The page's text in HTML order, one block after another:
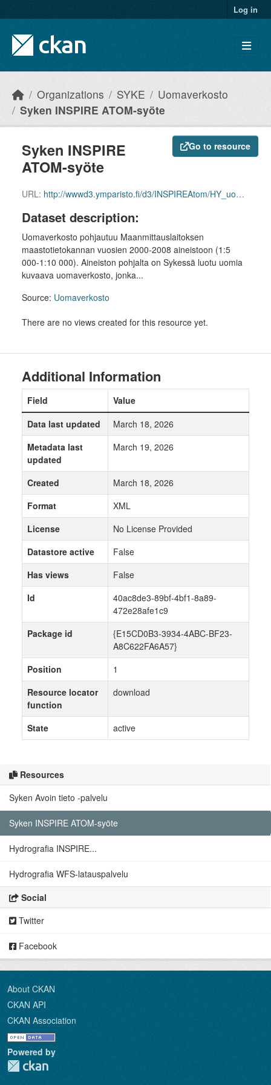
Log in
Organizations SYKE
Uomaverkosto
Syken INSPIRE ATOM-syöte
Go to resource
Syken INSPIRE
ATOM-syöte
URL: http://wwwd3.ymparisto.fi/d3/INSPIREAtom/HY_uomaverkosto.xml
Dataset description:
Uomaverkosto pohjautuu Maanmittauslaitoksen
maastotietokannan vuosien 2000-2008 aineistoon (1:5
000-1:10 000). Aineiston pohjalta on Sykessä luotu uomia
kuvaava uomaverkosto, jonka...
Source: Uomaverkosto
There are no views created for this resource yet.
Resources
Syken Avoin tieto -palvelu
Syken INSPIRE ATOM-syöte
Hydrografia INSPIRE...
Hydrografia WFS-latauspalvelu
Social
Twitter
Facebook
Additional Information
Field
Value
Data last updated
March 18, 2026
Metadata last
updated
March 19, 2026
Created
March 18, 2026
Format
XML
License
No License Provided
Datastore active
False
Has views
False
Id
40ac8de3-89bf-4bf1-8a89-
472e28afe1c9
Package id
{E15CD0B3-3934-4ABC-BF23-
A8C622FA6A57}
Position
1
Resource locator
function
download
State active
About CKAN
CKAN API
CKAN Association
Powered by